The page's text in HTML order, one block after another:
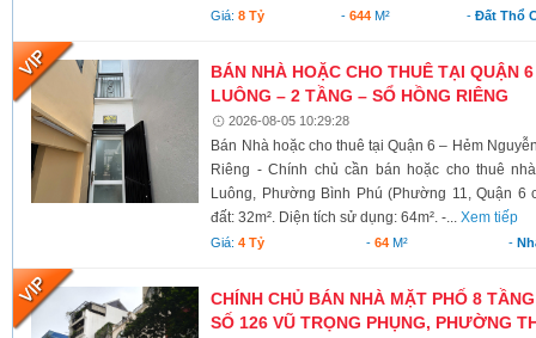
Giá:8 Tỷ -644 M² - Đất Thổ
BÁN NHÀ HOẶC CHO THUÊ TẠI QUẬN
LUÔNG – 2 TẦNG – SỔ HỒNG RIÊNG
2026-08-05 10:29:28
Bán Nhà hoặc cho thuê tại Quận 6 – Hẻm
Riêng - Chính chủ cần bán hoặc cho thuê
Luông, Phường Bình Phú (Phường 11, Quận 6
đất: 32m². Diện tích sử dụng: 64m². -...Xem tiếp
Giá:4 Tỷ - 64M² -
CHÍNH CHỦ BÁN NHÀ MẶT PHỐ 8
SỐ 126 VŨ TRỌNG PHỤNG, PHƯỜNG